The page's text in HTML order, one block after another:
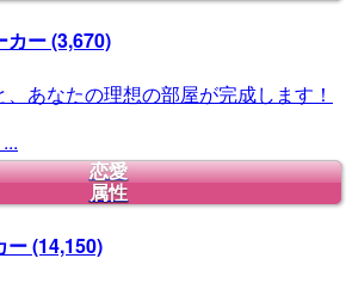
カー(3,670)
あなたの理想の部屋が完成します！
...
恋愛
属性
ー(14,150)